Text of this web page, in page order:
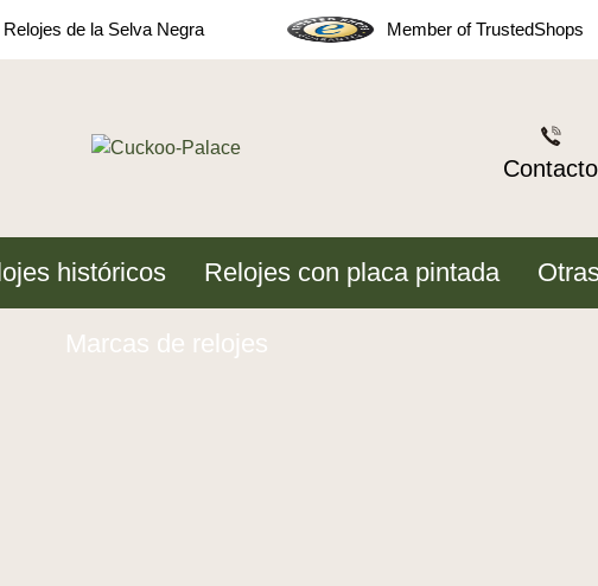
de la Selva Negra Member of TrustedShops
Contacto
históricos Relojes con placa pintada
Marcas de relojes